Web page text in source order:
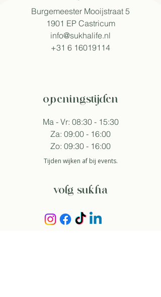
Burgemeester Mooijstraat 5
1901 EP Castricum​
info@sukhalife.nl
+31 6 16019114
openingstijden
Ma - Vr: 08:30 - 15:30
Za: 09:00 - 16:00
Zo: 09:30 - 16:00
Tijden wijken af bij events.
volg sukha